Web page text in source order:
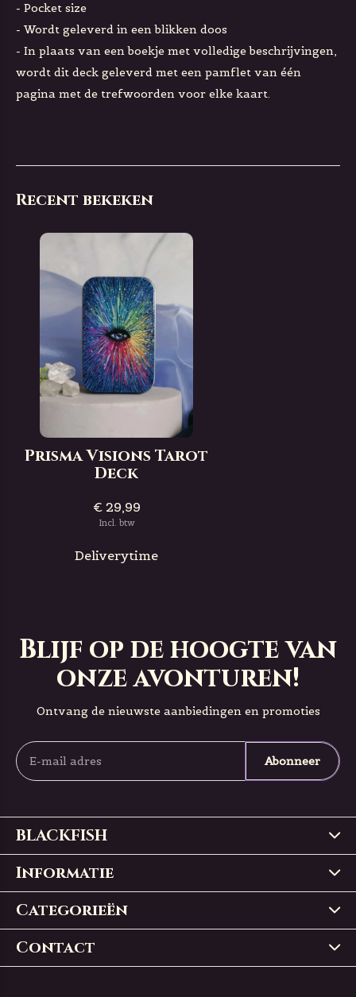
- Pocket size
- Wordt geleverd in een blikken doos
- In plaats van een boekje met volledige beschrijvingen,
wordt dit deck geleverd met een pamflet van één
pagina met de trefwoorden voor elke kaart.
Recent bekeken
Prisma Visions Tarot
Deck
€ 29,99
Incl. btw
Deliverytime
Blijf op de hoogte van
onze avonturen!
Ontvang de nieuwste aanbiedingen en promoties
Abonneer
BLACKFISH
Informatie
Categorieën
Contact